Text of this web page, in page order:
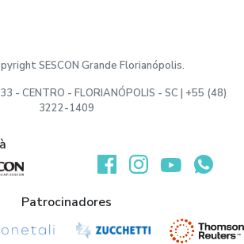
SESCON Grande Florianópolis.
- CENTRO - FLORIANÓPOLIS - SC | +55 (48)
3222-1409
Desenvolvido por:
Patrocinadores